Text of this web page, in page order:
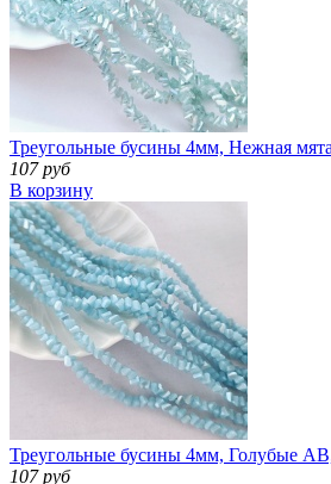
Треугольные бусины 4мм, Нежная
107 руб
В корзину
Треугольные бусины 4мм, Голубые
107 руб